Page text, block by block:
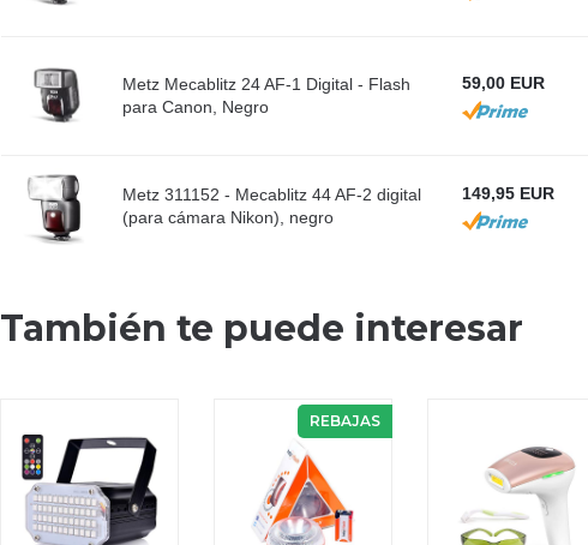
Metz Mecablitz 24 AF-1 Digital - Flash
para Canon, Negro
59,00 EUR
Metz 311152 - Mecablitz 44 AF-2 digital
(para cámara Nikon), negro
149,95 EUR
También te puede interesar
REBAJAS